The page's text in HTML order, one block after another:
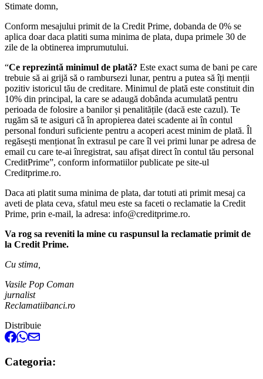
Stimate domn,
Conform mesajului primit de la Credit Prime, dobanda de 0% se
aplica doar daca platiti suma minima de plata, dupa primele 30 de
zile de la obtinerea imprumutului.
“Ce reprezintă minimul de plată? Este exact suma de bani pe care
trebuie să ai grijă să o rambursezi lunar, pentru a putea să îți menții
pozitiv istoricul tău de creditare. Minimul de plată este constituit din
10% din principal, la care se adaugă dobânda acumulată pentru
perioada de folosire a banilor și penalitățile (dacă este cazul). Te
rugăm să te asiguri că în apropierea datei scadente ai în contul
personal fonduri suficiente pentru a acoperi acest minim de plată. Îl
regăsești menționat în extrasul pe care îl vei primi lunar pe adresa de
email cu care te-ai înregistrat, sau afișat direct în contul tău personal
CreditPrime”, conform informatiilor publicate pe site-ul
Creditprime.ro.
Daca ati platit suma minima de plata, dar totuti ati primit mesaj ca
aveti de plata ceva, sfatul meu este sa faceti o reclamatie la Credit
Prime, prin e-mail, la adresa: info@creditprime.ro.
Va rog sa reveniti la mine cu raspunsul la reclamatie primit de
la Credit Prime.
Cu stima,
Vasile Pop Coman
jurnalist
Reclamatiibanci.ro
Distribuie
Categoria: